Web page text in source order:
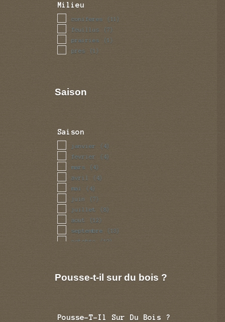
Milieu
coniferes (11)
feuillus (7)
prairies (1)
pres (1)
Saison
Saison
janvier (4)
fevrier (4)
mars (4)
avril (4)
mai (4)
juin (7)
juillet (8)
aout (12)
septembre (13)
octobre (12)
Pousse-t-il sur du bois ?
Pousse-T-Il Sur Du Bois ?